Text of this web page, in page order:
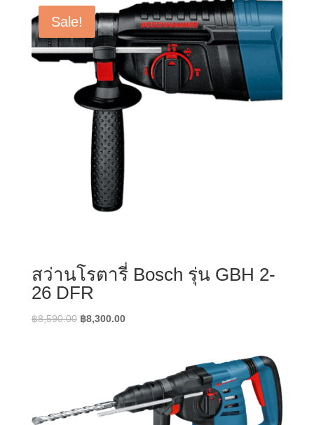
Sale!
สว่านโรตารี่ Bosch รุ่น GBH 2-
26 DFR
฿8,590.00 Original
฿8,300.00Current